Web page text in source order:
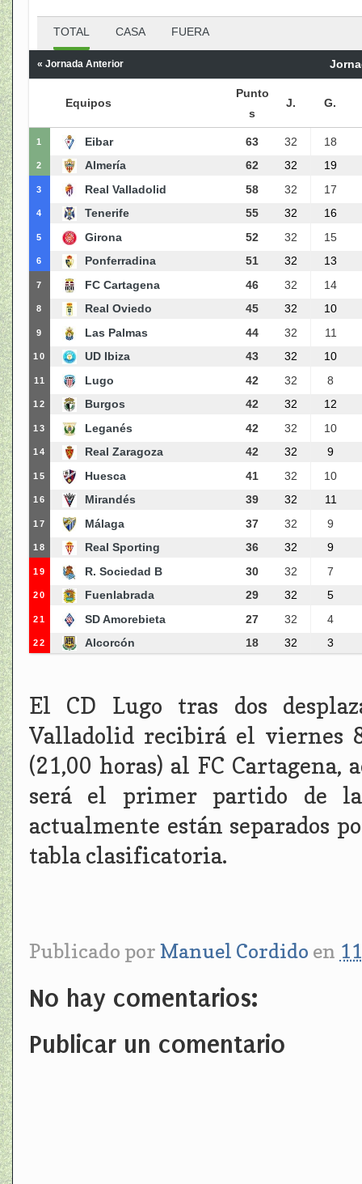
TOTAL CASA FUERA
« Jornada Anterior
Equipos
Punto
s
J. G.
1 Eibar 63 32 18
2 Almería 62 32 19
3 Real Valladolid 58 32 17
4 Tenerife 55 32 16
5 Girona 52 32 15
6 Ponferradina 51 32 13
7 FC Cartagena 46 32 14
8 Real Oviedo 45 32 10
9 Las Palmas 44 32 11
10 UD Ibiza 43 32 10
11 Lugo 42 32 8
12 Burgos 42 32 12
13 Leganés 42 32 10
14 Real Zaragoza 42 32 9
15 Huesca 41 32 10
16 Mirandés 39 32 11
17 Málaga 37 32 9
18 Real Sporting 36 32 9
19 R. Sociedad B 30 32 7
20 Fuenlabrada 29 32 5
21 SD Amorebieta 27 32 4
22 Alcorcón 18 32 3
El CD Lugo tras dos
Valladolid recibirá el viernes
(21,00 horas) al FC
será el primer partido de la
actualmente están separados
tabla clasificatoria.
Publicado por Manuel Cordido en
No hay comentarios:
Publicar un comentario